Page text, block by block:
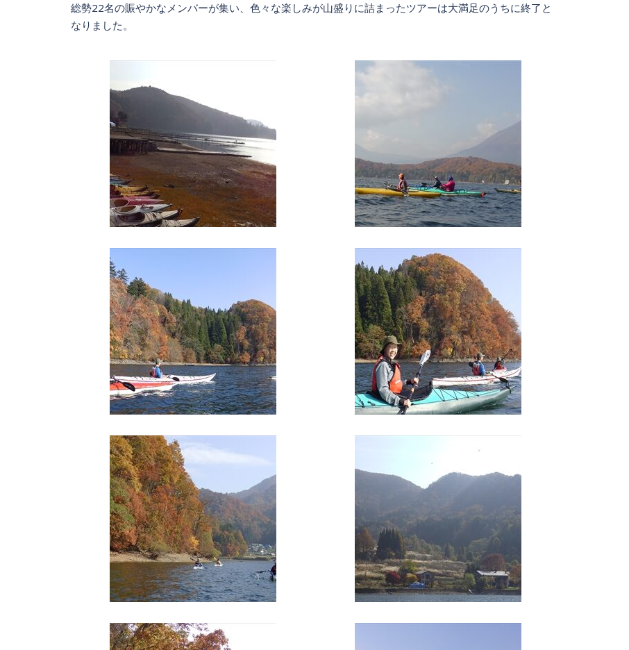
総勢22名の賑やかなメンバーが集い、色々な楽しみが山盛りに詰まったツアーは大満足のうちに終了と
なりました。